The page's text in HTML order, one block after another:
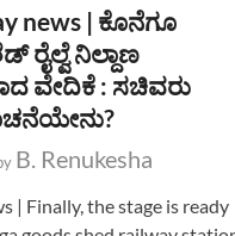
news | ಕೊನೆಗೂ
ರೈಲ್ವೆ ನಿಲ್ದಾಣ
ವೇದಿಕೆ : ಸಚಿವರು
B. Renukesha
| Finally, the stage is ready